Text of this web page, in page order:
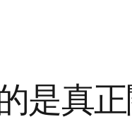
是真